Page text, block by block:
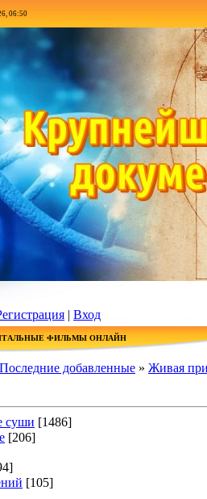
06:50
| Вход
ФИЛЬМЫ ОНЛАЙН
Последние добавленные » Живая
суши [1486]
[206]
[105]